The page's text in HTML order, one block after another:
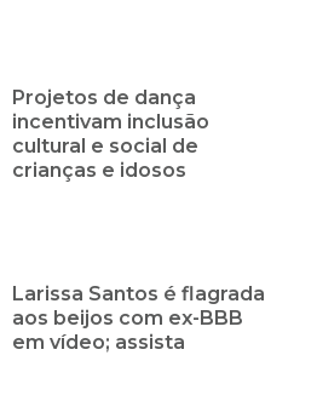
Projetos de dança
incentivam inclusão
cultural e social de
crianças e idosos
Larissa Santos é flagrada
aos beijos com ex-BBB
em vídeo; assista